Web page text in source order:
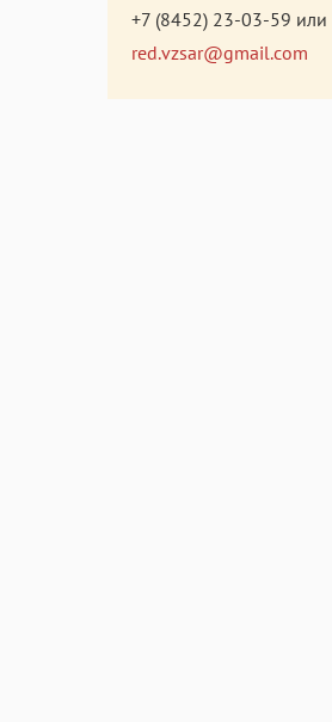
+7 (8452) 23-03-59 или
red.vzsar@gmail.com